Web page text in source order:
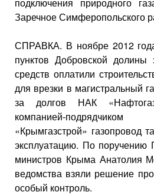
Заречное Симферопольского
СПРАВКА. В ноябре 2012
пунктов Добровской долины
средств оплатили
для врезки в магистральный
за долгов НАК
компанией-
«Крымгазстрой» газопровод
эксплуатацию. По поручению
министров Крыма Анатолия
ведомства взяли решение
особый контроль.